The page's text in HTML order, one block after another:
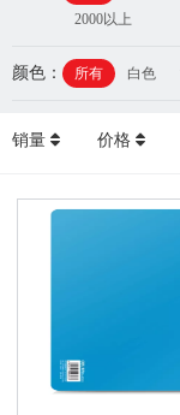
2000以上
颜色： 所有 白色
销量 价格